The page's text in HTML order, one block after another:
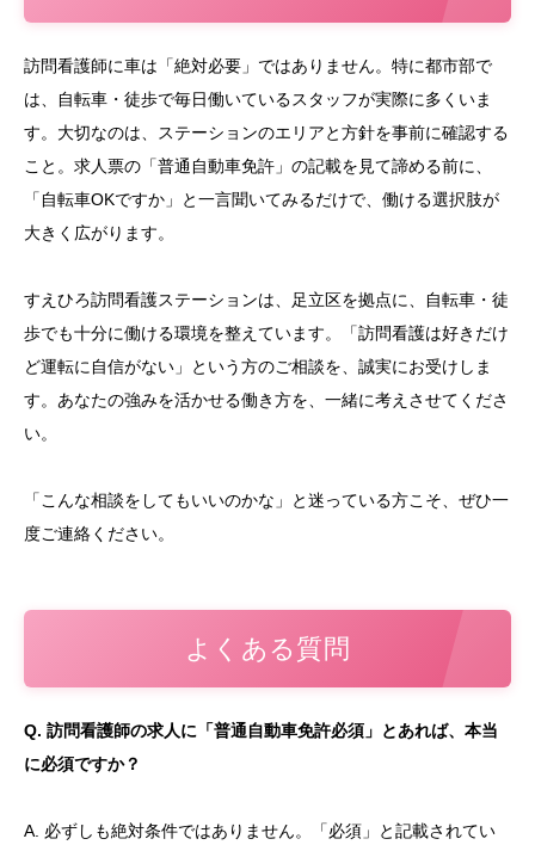
訪問看護師に車は「絶対必要」ではありません。特に都市部で
は、自転車・徒歩で毎日働いているスタッフが実際に多くいま
す。大切なのは、ステーションのエリアと方針を事前に確認する
こと。求人票の「普通自動車免許」の記載を見て諦める前に、
「自転車OKですか」と一言聞いてみるだけで、働ける選択肢が
大きく広がります。
すえひろ訪問看護ステーションは、足立区を拠点に、自転車・徒
歩でも十分に働ける環境を整えています。「訪問看護は好きだけ
ど運転に自信がない」という方のご相談を、誠実にお受けしま
す。あなたの強みを活かせる働き方を、一緒に考えさせてくださ
い。
「こんな相談をしてもいいのかな」と迷っている方こそ、ぜひ一
度ご連絡ください。
よくある質問
Q. 訪問看護師の求人に「普通自動車免許必須」とあれば、本当
に必須ですか？
A. 必ずしも絶対条件ではありません。「必須」と記載されてい